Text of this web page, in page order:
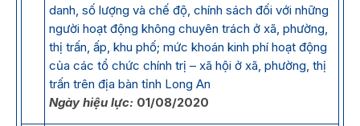
danh, số lượng và chế độ, chính sách đối với những
người hoạt động không chuyên trách ở xã, phường,
thị trấn, ấp, khu phố; mức khoán kinh phí hoạt động
của các tổ chức chính trị – xã hội ở xã, phường, thị
trấn trên địa bàn tỉnh Long An
Ngày hiệu lực: 01/08/2020